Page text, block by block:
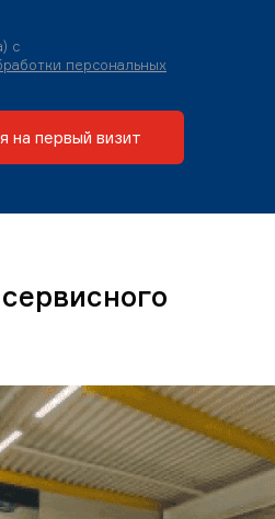
с
персональных
на первый визит